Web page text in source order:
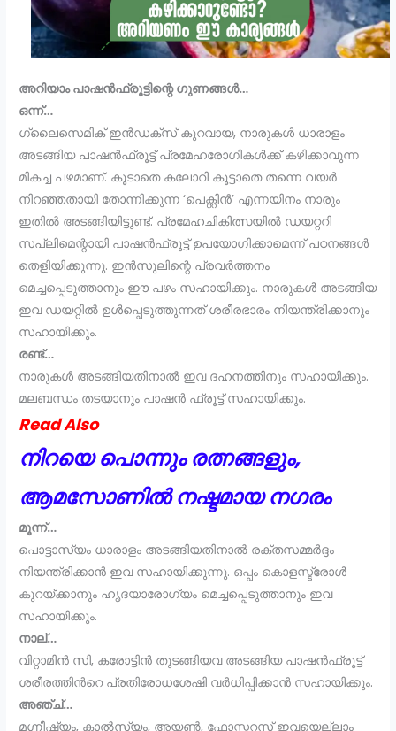
അറിയാം പാഷൻഫ്രൂട്ടിന്റെ ഗുണങ്ങൾ…
ഒന്ന്…
ഗ്ലൈസെമിക് ഇൻഡക്സ് കുറവായ, നാരുകൾ ധാരാളം
അടങ്ങിയ പാഷൻഫ്രൂട്ട് പ്രമേഹരോഗികൾക്ക് കഴിക്കാവുന്ന
മികച്ച പഴമാണ്. കൂടാതെ കലോറി കൂട്ടാതെ തന്നെ വയർ
നിറഞ്ഞതായി തോന്നിക്കുന്ന ‘പെക്റ്റിൻ’ എന്നയിനം നാരും
ഇതില്‍ അടങ്ങിയിട്ടുണ്ട്. പ്രമേഹചികിത്സയിൽ ഡയറ്ററി
സപ്ലിമെന്റായി പാഷൻഫ്രൂട്ട് ഉപയോഗിക്കാമെന്ന് പഠനങ്ങൾ
തെളിയിക്കുന്നു. ഇൻസുലിന്റെ പ്രവർത്തനം
മെച്ചപ്പെടുത്താനും ഈ പഴം സഹായിക്കും. നാരുകള്‍ അടങ്ങിയ
ഇവ ഡയറ്റില്‍ ഉള്‍പ്പെടുത്തുന്നത് ശരീരഭാരം നിയന്ത്രിക്കാനും
സഹായിക്കും.
രണ്ട്…
നാരുകൾ അടങ്ങിയതിനാല്‍ ഇവ ദഹനത്തിനും സഹായിക്കും.
മലബന്ധം തടയാനും പാഷന്‍ ഫ്രൂട്ട് സഹായിക്കും.
Read Also
നിറയെ പൊന്നും രത്നങ്ങളും,
ആമസോണിൽ നഷ്ടമായ നഗരം
മൂന്ന്…
പൊട്ടാസ്യം ധാരാളം അടങ്ങിയതിനാൽ രക്തസമ്മർദ്ദം
നിയന്ത്രിക്കാൻ ഇവ സഹായിക്കുന്നു. ഒപ്പം കൊളസ്ട്രോള്‍
കുറയ്ക്കാനും ഹൃദയാരോഗ്യം മെച്ചപ്പെടുത്താനും ഇവ
സഹായിക്കും.
നാല്…
വിറ്റാമിന്‍ സി, കരോട്ടിന്‍ തുടങ്ങിയവ അടങ്ങിയ പാഷൻഫ്രൂട്ട്
ശരീരത്തിന്‍റെ പ്രതിരോധശേഷി വര്‍ധിപ്പിക്കാന്‍ സഹായിക്കും.
അഞ്ച്…
മഗ്നീഷ്യം, കാൽസ്യം, അയൺ, ഫോസ്ഫറസ് ഇവയെല്ലാം